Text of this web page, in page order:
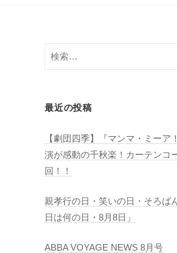
検
索:
最近の投稿
【劇団四季】『マンマ・ミーア
演が感動の千秋楽！カーテンコ
回！！
親孝行の日・笑いの日・そろば
日は何の日・8月8日」
ABBA VOYAGE NEWS 8月号